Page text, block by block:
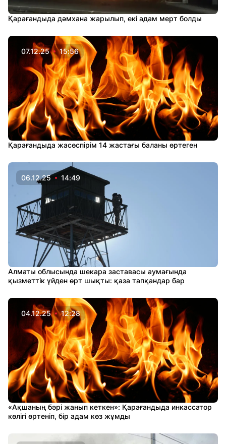
Қарағандыда дәмхана жарылып, екі адам мерт болды
07.12.25 15:56
Қарағандыда жасөспірім 14 жастағы баланы өртеген
06.12.25 14:49
Алматы облысында шекара заставасы аумағында
қызметтік үйден өрт шықты: қаза тапқандар бар
04.12.25 12:28
«Ақшаның бәрі жанып кеткен»: Қарағандыда инкассатор
көлігі өртеніп, бір адам көз жұмды